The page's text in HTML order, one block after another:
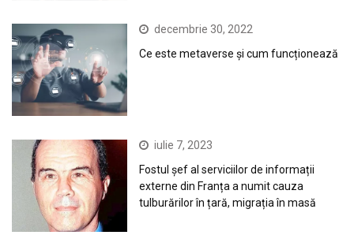
decembrie 30, 2022
Ce este metaverse și cum funcționează
iulie 7, 2023
Fostul șef al serviciilor de informații
externe din Franța a numit cauza
tulburărilor în țară, migrația în masă